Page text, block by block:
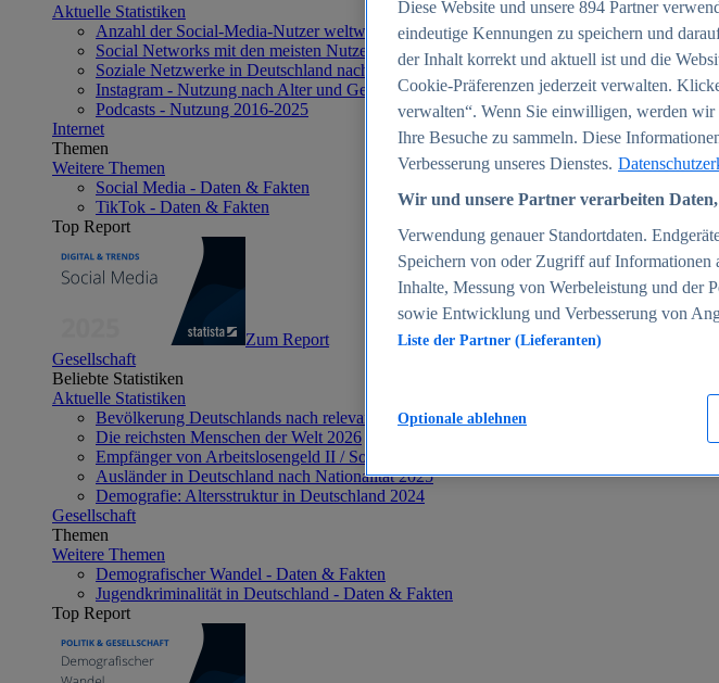
Aktuelle Statistiken
Anzahl der Social-Media-Nutzer weltweit 2012-2025
Social Networks mit den meisten Nutzern weltweit 2025
Soziale Netzwerke in Deutschland nach Generationen 2025
Instagram - Nutzung nach Alter und Geschlecht in Deutschland 2025
Podcasts - Nutzung 2016-2025
Internet
Themen
Weitere Themen
Social Media - Daten & Fakten
TikTok - Daten & Fakten
Top Report
Zum Report
Gesellschaft
Beliebte Statistiken
Aktuelle Statistiken
Bevölkerung Deutschlands nach relevanten Altersgruppen 2024
Die reichsten Menschen der Welt 2026
Empfänger von Arbeitslosengeld II / Sozialgeld / Bürgergeld in Deutschland 2005-2025
Ausländer in Deutschland nach Nationalität 2025
Demografie: Altersstruktur in Deutschland 2024
Gesellschaft
Themen
Weitere Themen
Demografischer Wandel - Daten & Fakten
Jugendkriminalität in Deutschland - Daten & Fakten
Top Report
Diese Website und unsere 894 Partner
eindeutige Kennungen zu speichern und
der Inhalt korrekt und aktuell ist und die
Cookie-Präferenzen jederzeit verwalten.
verwalten“. Wenn Sie einwilligen, werden
Ihre Besuche zu sammeln. Diese
Verbesserung unseres Dienstes.
Wir und unsere Partner verarbeiten
Verwendung genauer Standortdaten.
Speichern von oder Zugriff auf Informationen
Inhalte, Messung von Werbeleistung und der
sowie Entwicklung und Verbesserung von
Liste der Partner (Lieferanten)
Optionale ablehnen